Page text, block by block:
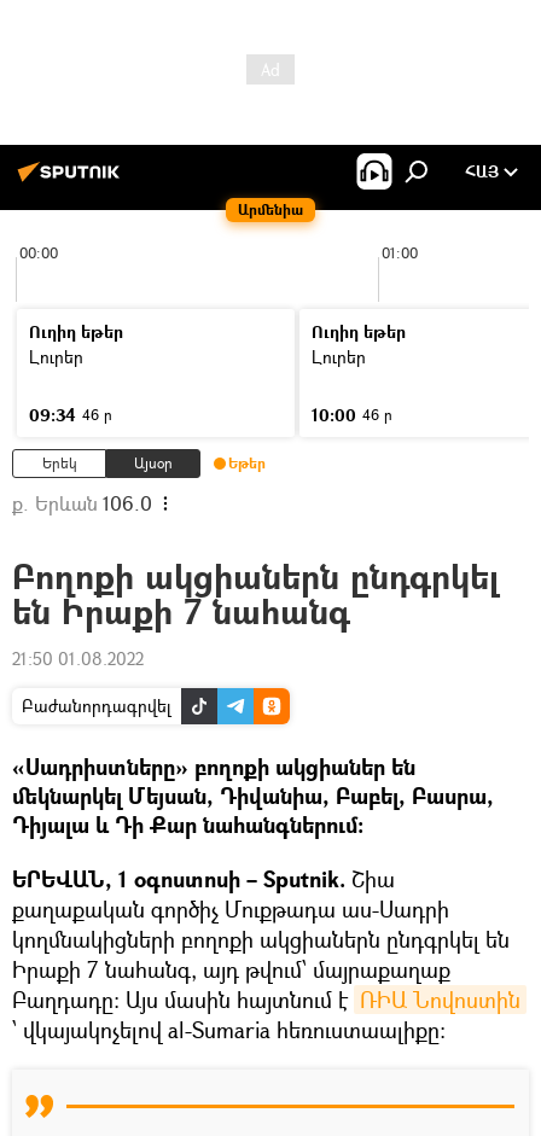
Արմենիա
ՀԱՅ
00:00 01:00
Ուղիղ եթեր
Լուրեր
09:34 46 ր
Ուղիղ եթեր
Լուրեր
10:00 46 ր
Երեկ Այսօր Եթեր
ք. Երևան 106.0
Բողոքի ակցիաներն ընդգրկել
են Իրաքի 7 նահանգ
21:50 01.08.2022
Բաժանորդագրվել
«Սադրիստները» բողոքի ակցիաներ են
մեկնարկել Մեյսան, Դիվանիա, Բաբել, Բասրա,
Դիյալա և Դի Քար նահանգներում:
ԵՐԵՎԱՆ, 1 օգոստոսի – Sputnik. Շիա
քաղաքական գործիչ Մուքթադա աս-Սադրի
կողմնակիցների բողոքի ակցիաներն ընդգրկել են
Իրաքի 7 նահանգ, այդ թվում՝ մայրաքաղաք
Բաղդադը։ Այս մասին հայտնում է ՌԻԱ Նովոստին
՝ վկայակոչելով al-Sumaria հեռուստաալիքը: